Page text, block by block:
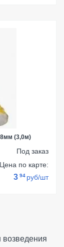
8мм (3,0м)
Под заказ
Цена по карте:
3 94 руб/шт